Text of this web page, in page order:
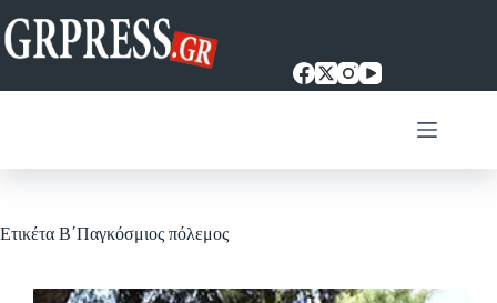
στο
περιεχόμενο
Ετικέτα Β΄Παγκόσμιος πόλεμος